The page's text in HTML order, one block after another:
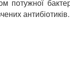
потужної
антибіотиків.